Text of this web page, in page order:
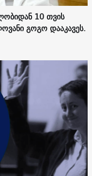
10 თვის
გოგო დააკავეს.